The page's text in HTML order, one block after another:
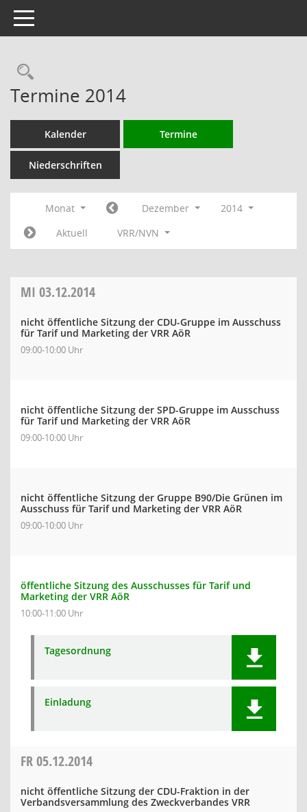
Toggle navigation
Rechercheauswahl
Termine 2014
Kalender Termine
Niederschriften
Monat Dezember
2014
Aktuell
VRR/NVN
MI 03.12.2014
nicht öffentliche Sitzung der CDU-Gruppe im Ausschuss
für Tarif und Marketing der VRR AöR
09:00-10:00 Uhr
nicht öffentliche Sitzung der SPD-Gruppe im Ausschuss
für Tarif und Marketing der VRR AöR
09:00-10:00 Uhr
nicht öffentliche Sitzung der Gruppe B90/Die Grünen im
Ausschuss für Tarif und Marketing der VRR AöR
09:00-10:00 Uhr
öffentliche Sitzung des Ausschusses für Tarif und
Marketing der VRR AöR
10:00-11:00 Uhr
Tagesordnung
Einladung
FR05.12.2014
nicht öffentliche Sitzung der CDU-Fraktion in der
Verbandsversammlung des Zweckverbandes VRR